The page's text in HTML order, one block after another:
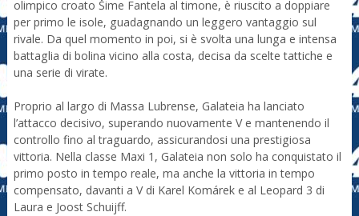
olimpico croato Šime Fantela al timone, è riuscito a doppiare
per primo le isole, guadagnando un leggero vantaggio sul
rivale. Da quel momento in poi, si è svolta una lunga e intensa
battaglia di bolina vicino alla costa, decisa da scelte tattiche e
una serie di virate.
Proprio al largo di Massa Lubrense, Galateia ha lanciato
l’attacco decisivo, superando nuovamente V e mantenendo il
controllo fino al traguardo, assicurandosi una prestigiosa
vittoria. Nella classe Maxi 1, Galateia non solo ha conquistato il
primo posto in tempo reale, ma anche la vittoria in tempo
compensato, davanti a V di Karel Komárek e al Leopard 3 di
Laura e Joost Schuijff.